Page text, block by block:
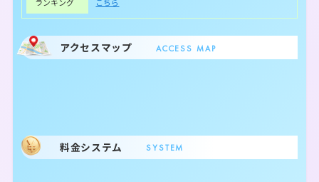
アクセスマップ ACCESS MAP
料金システム SYSTEM